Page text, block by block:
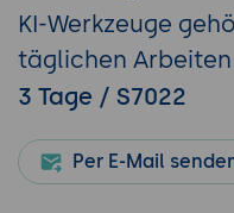
KI-Werkzeuge
täglichen Arbeiten
3 Tage / S7022
Per E-Mail